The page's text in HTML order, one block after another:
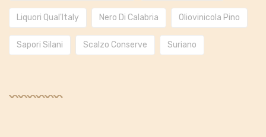
Liquori Qual'Italy Nero Di Calabria Oliovinicola Pino
Sapori Silani Scalzo Conserve Suriano